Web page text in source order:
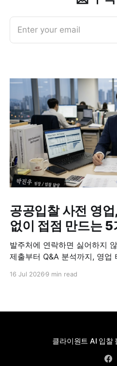
Enter your email
공공입찰 사전 영
없이 접점 만드는 5
발주처에 연락하면 싫어하지
제출부터 Q&A 분석까지, 영업
16 Jul 2026 9 min read
클라이원트 AI 입찰